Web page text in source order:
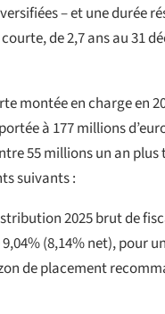
– et une durée
de 2,7 ans au 31
montée en charge en
à 177 millions
55 millions un an plus
suivants :
2025 brut de
(8,14% net), pour
de placement